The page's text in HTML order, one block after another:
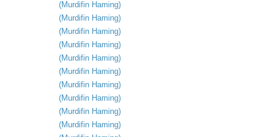
(Murdifin Haming)
(Murdifin Haming)
(Murdifin Haming)
(Murdifin Haming)
(Murdifin Haming)
(Murdifin Haming)
(Murdifin Haming)
(Murdifin Haming)
(Murdifin Haming)
(Murdifin Haming)